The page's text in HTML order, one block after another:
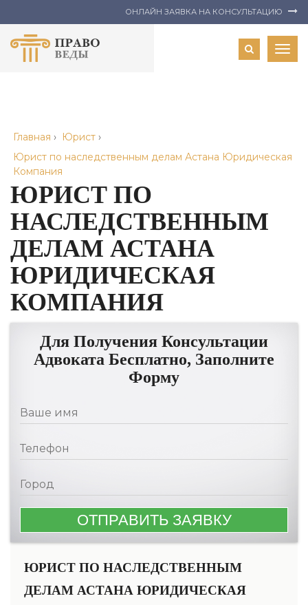
ОНЛАЙН ЗАЯВКА НА КОНСУЛЬТАЦИЮ
Главная › Юрист ›
Юрист по наследственным делам Астана Юридическая
Компания
ЮРИСТ ПО
НАСЛЕДСТВЕННЫМ
ДЕЛАМ АСТАНА
ЮРИДИЧЕСКАЯ
КОМПАНИЯ
Для Получения Консультации
Адвоката Бесплатно, Заполните
Форму
ЮРИСТ ПО НАСЛЕДСТВЕННЫМ
ДЕЛАМ АСТАНА ЮРИДИЧЕСКАЯ